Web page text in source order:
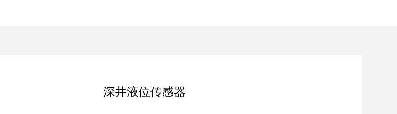
深井液位传感器